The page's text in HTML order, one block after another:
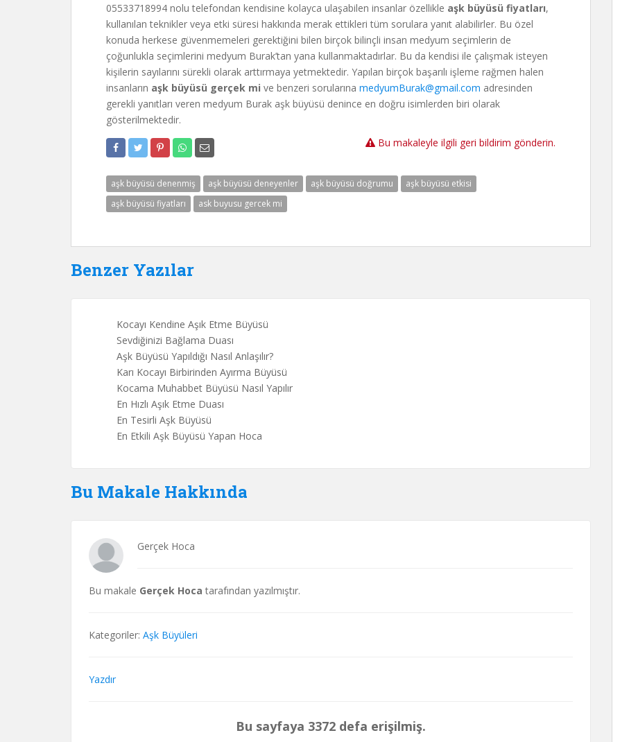
05533718994 nolu telefondan kendisine kolayca ulaşabilen insanlar özellikle aşk büyüsü fiyatları,
kullanılan teknikler veya etki süresi hakkında merak ettikleri tüm sorulara yanıt alabilirler. Bu özel
konuda herkese güvenmemeleri gerektiğini bilen birçok bilinçli insan medyum seçimlerin de
çoğunlukla seçimlerini medyum Burak’tan yana kullanmaktadırlar. Bu da kendisi ile çalışmak isteyen
kişilerin sayılarını sürekli olarak arttırmaya yetmektedir. Yapılan birçok başarılı işleme rağmen halen
insanların aşk büyüsü gerçek mi ve benzeri sorularına medyumBurak@gmail.com adresinden
gerekli yanıtları veren medyum Burak aşk büyüsü denince en doğru isimlerden biri olarak
gösterilmektedir.
Bu makaleyle ilgili geri bildirim gönderin.
aşk büyüsü denenmiş aşk büyüsü deneyenler aşk büyüsü doğrumu
aşk büyüsü etkisi
aşk büyüsü fiyatları
ask buyusu gercek mi
Benzer Yazılar
Kocayı Kendine Aşık Etme Büyüsü
Sevdiğinizi Bağlama Duası
Aşk Büyüsü Yapıldığı Nasıl Anlaşılır?
Karı Kocayı Birbirinden Ayırma Büyüsü
Kocama Muhabbet Büyüsü Nasıl Yapılır
En Hızlı Aşık Etme Duası
En Tesirli Aşk Büyüsü
En Etkili Aşk Büyüsü Yapan Hoca
Bu Makale Hakkında
Gerçek Hoca
Bu makale Gerçek Hoca tarafından yazılmıştır.
Kategoriler: Aşk Büyüleri
Yazdır
Bu sayfaya 3372 defa erişilmiş.